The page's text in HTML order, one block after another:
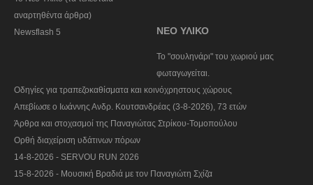
αναρτηθέντα άρθρα)
Newsflash 5
ΝΕΟ ΥΛΙΚΟ
To "σουληνάρι" του χωριού μας
φωταγωγείται.
Οδηγίες για τραπεζοκαθίσματα και κοινόχρηστους χώρους
Απεβίωσε ο Ιωάννης Ανδρ. Κουτσανδρέας (3-8-2026), 73 ετών
Άρθρα και στοχασμοί της Παναγιώτας Στρίκου-Τομοπούλου
Ορθή διαχείριση υδάτινων πόρων
14-8-2026 - SERVOU RUN 2026
15-8-2026 - Μουσική Βραδιά με τον Παναγιώτη Σχίζα